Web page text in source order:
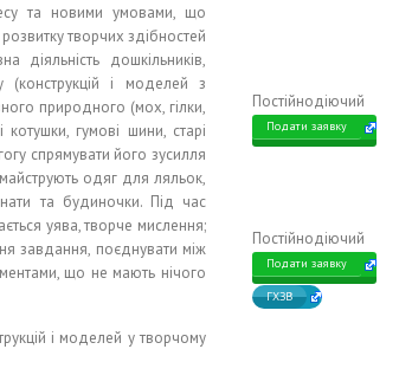
та новими умовами, що
творчих здібностей
діяльність дошкільників,
і моделей з
природного (мох, гілки,
гумові шини, старі
спрямувати його зусилля
одяг для ляльок,
та будиночки. Під час
уява, творче мислення;
завдання, поєднувати між
що не мають нічого
і моделей у творчому
Постійнодіючий
Подати заявку
Постійнодіючий
Подати заявку
ГХЗВ